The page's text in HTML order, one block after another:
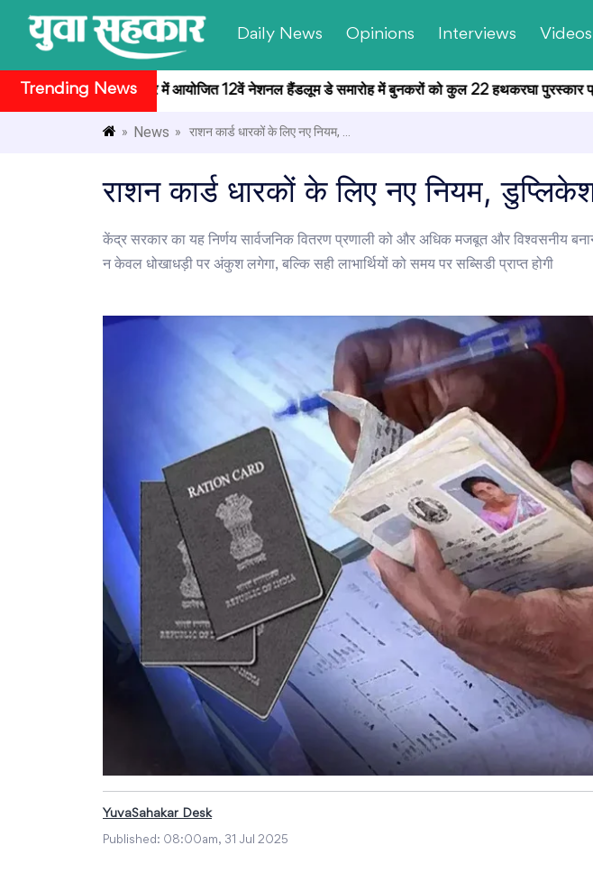
Daily News Opinions Interviews Videos
Trending News
भवन सांस्कृतिक केंद्र में आयोजित 12वें नेशनल हैंडलूम डे समारोह में बुनकरों को कुल 22 हथकरघा पुरस्कार प्रदान
» News » राशन कार्ड धारकों के लिए नए नियम, ...
राशन कार्ड धारकों के लिए नए नियम,
केंद्र सरकार का यह निर्णय सार्वजनिक वितरण प्रणाली को और अधिक मजबूत और विश्वसनीय
न केवल धोखाधड़ी पर अंकुश लगेगा, बल्कि सही लाभार्थियों को समय पर सब्सिडी प्राप्त होगी
YuvaSahakar Desk
Published: 08:00am, 31 Jul 2025